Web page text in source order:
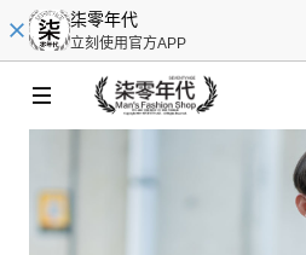
柒零年代
立刻使用官方APP